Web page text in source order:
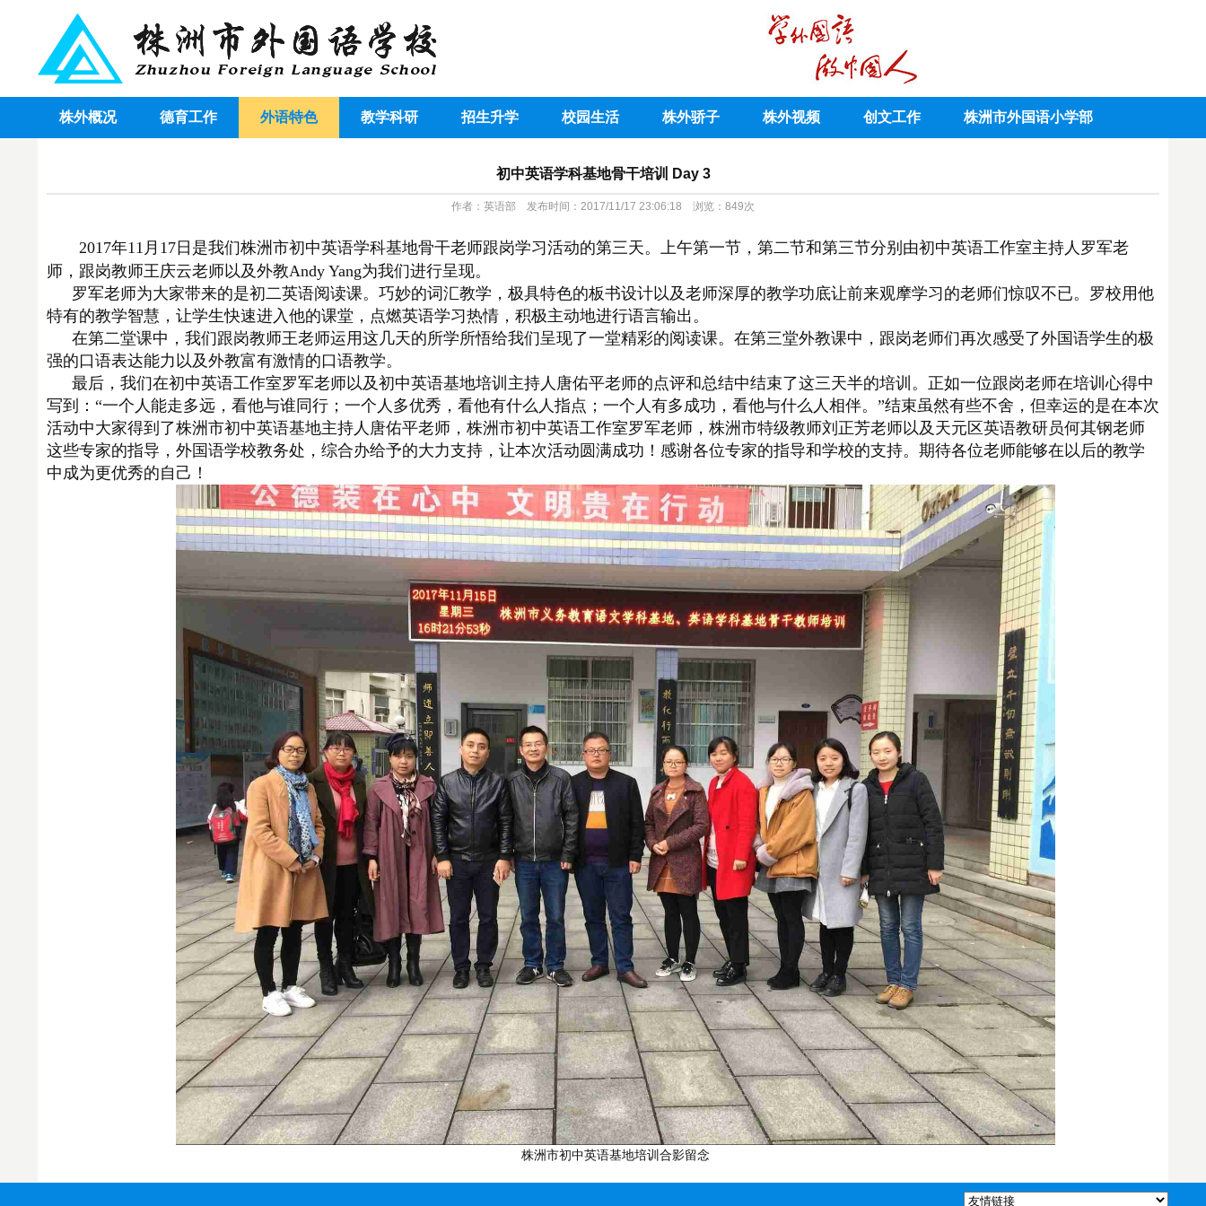
株外概况 德育工作 外语特色 教学科研 招生升学 校园生活 株外骄子 株外视频 创文工作 株洲市外国语小学部
初中英语学科基地骨干培训 Day 3
作者：英语部 发布时间：2017/11/17 23:06:18 浏览： 849次
2017年11月17日是我们株洲市初中英语学科基地骨干老师跟岗学习活动的第三天。上午第一节，第二节和第三节分别由初中英语工作室主持人罗军老
师，跟岗教师王庆云老师以及外教Andy Yang为我们进行呈现。
罗军老师为大家带来的是初二英语阅读课。巧妙的词汇教学，极具特色的板书设计以及老师深厚的教学功底让前来观摩学习的老师们惊叹不已。罗校用他
特有的教学智慧，让学生快速进入他的课堂，点燃英语学习热情，积极主动地进行语言输出。
在第二堂课中，我们跟岗教师王老师运用这几天的所学所悟给我们呈现了一堂精彩的阅读课。在第三堂外教课中，跟岗老师们再次感受了外国语学生的极
强的口语表达能力以及外教富有激情的口语教学。
最后，我们在初中英语工作室罗军老师以及初中英语基地培训主持人唐佑平老师的点评和总结中结束了这三天半的培训。正如一位跟岗老师在培训心得中
写到：“一个人能走多远，看他与谁同行；一个人多优秀，看他有什么人指点；一个人有多成功，看他与什么人相伴。”结束虽然有些不舍，但幸运的是在本次
活动中大家得到了株洲市初中英语基地主持人唐佑平老师，株洲市初中英语工作室罗军老师，株洲市特级教师刘正芳老师以及天元区英语教研员何其钢老师
这些专家的指导，外国语学校教务处，综合办给予的大力支持，让本次活动圆满成功！感谢各位专家的指导和学校的支持。期待各位老师能够在以后的教学
中成为更优秀的自己！
株洲市初中英语基地培训合影留念